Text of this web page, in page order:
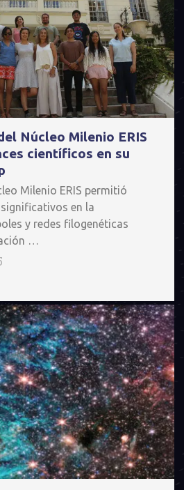
Núcleo Milenio ERIS
científicos en su
Milenio ERIS permitió
en la
y redes filogenéticas
…